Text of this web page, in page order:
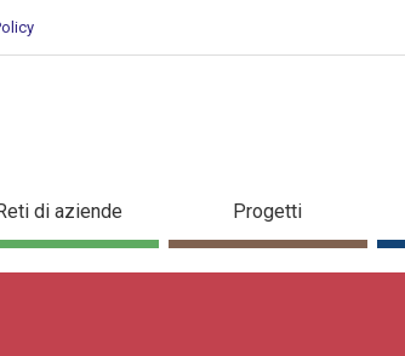
di aziende Progetti